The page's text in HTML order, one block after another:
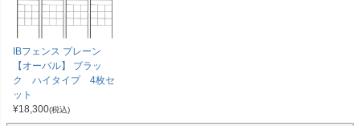
IBフェンス プレーン
【オーバル】 ブラッ
ク ハイタイプ 4枚セ
ット
¥18,300(税込)